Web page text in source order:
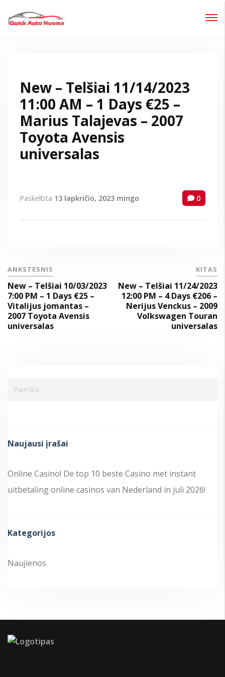
New – Telšiai 11/14/2023
11:00 AM – 1 Days €25 –
Marius Talajevas – 2007
Toyota Avensis
universalas
Paskelbta 13 lapkričio, 2023 mingo 0
ANKSTESNIS
New – Telšiai 10/03/2023
7:00 PM – 1 Days €25 –
Vitalijus jomantas –
2007 Toyota Avensis
universalas
KITAS
New – Telšiai 11/24/2023
12:00 PM – 4 Days €206 –
Nerijus Venckus – 2009
Volkswagen Touran
universalas
Naujausi įrašai
Online Casino! De top 10 beste Casino met instant
uitbetaling online casinos van Nederland in juli 2026!
Kategorijos
Naujienos